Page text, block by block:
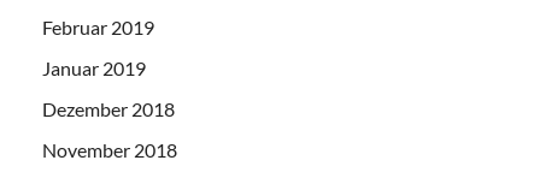
Februar 2019
Januar 2019
Dezember 2018
November 2018